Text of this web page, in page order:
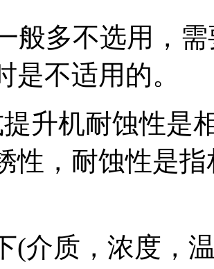
般多不选用，
是不适用的。
升机耐蚀性是
性，耐蚀性是
(介质，浓度，